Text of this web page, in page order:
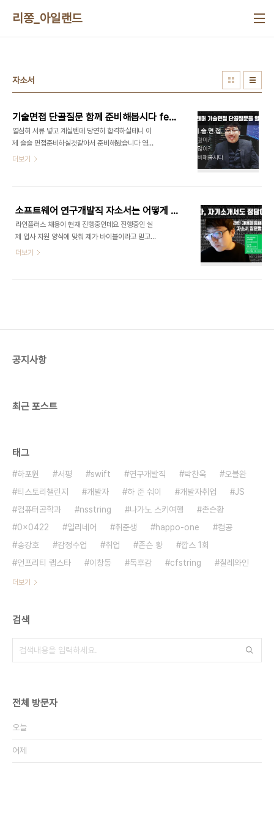
리쫑_아일랜드
자소서
기술면접 단골질문 함께 준비해봅시다 feat.개발자(연구개발직)
열심히 서류 넣고 계실텐데 당연히 합격하실테니 이
제 슬슬 면접준비하실것같아서 준비해봤습니다 영상
으로 같이 기술면접 예상질문 만나보아요 영상이 마
더보기
소프트웨어 연구개발직 자소서는 어떻게 써야하는가!
라인플러스 채용이 현재 진행중인데요 진행중인 실
제 입사 지원 양식에 맞춰 제가 바이블이라고 믿고있
는 자소서의 답안을 적어봤습니다. 이해하기 쉽도록
더보기
공지사항
최근 포스트
태그
하포원 서평 swift 연구개발직 박찬욱
오블완
티스토리챌린지
개발자 하 준 숴이 개발자취업
JS
컴퓨터공학과
nsstring 나가노 스키여행
존슨황
0x0422
일리네어 취준생 happo-one
컴공
송강호
감정수업 취업 존슨 황
깝스 1회
언프리티 랩스타
이창동 독후감 cfstring 칠레와인
더보기
검색
전체 방문자
오늘
어제